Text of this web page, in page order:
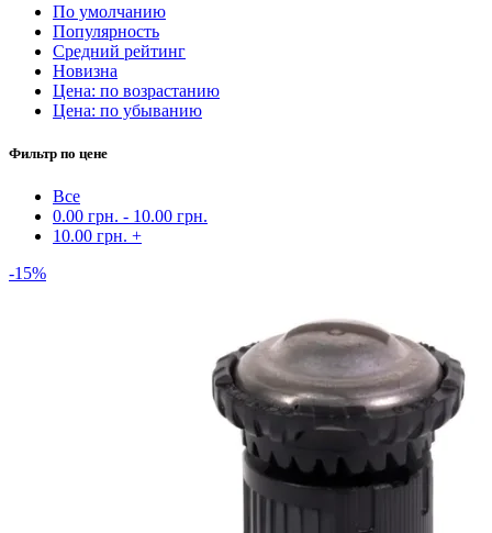
По умолчанию
Популярность
Средний рейтинг
Новизна
Цена: по возрастанию
Цена: по убыванию
Фильтр по цене
Все
0.00 грн. - 10.00 грн.
10.00 грн. +
-15%